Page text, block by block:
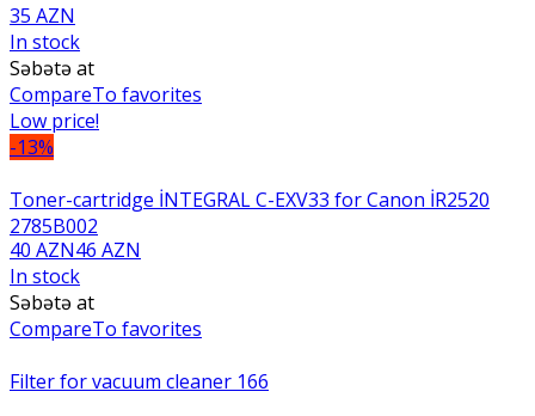
35 AZN
In stock
Səbətə at
CompareTo favorites
Low price!
-13%
Toner-cartridge İNTEGRAL C-EXV33 for Canon İR2520
2785B002
40 AZN46 AZN
In stock
Səbətə at
CompareTo favorites
Filter for vacuum cleaner 166